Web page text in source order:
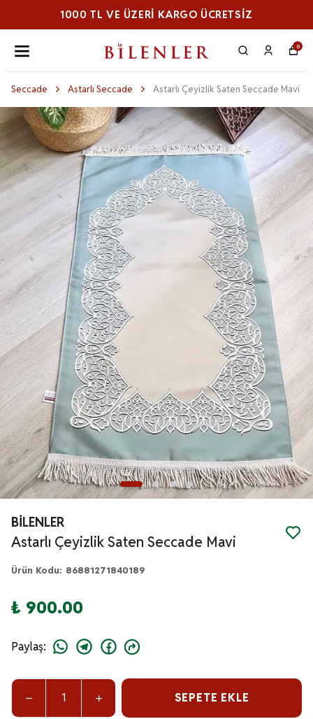
1000 TL VE ÜZERI KARGO ÜCRETSİZ
0
Seccade Astarlı Seccade Astarlı Çeyizlik Saten Seccade Mavi
BİLENLER
Astarlı Çeyizlik Saten Seccade Mavi
Ürün Kodu: 86881271840189
₺ 900.00
Paylaş:
SEPETE EKLE